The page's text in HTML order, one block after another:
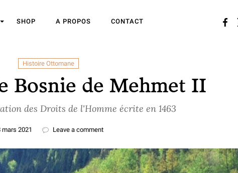
SHOP A PROPOS CONTACT
Histoire Ottomane
Bosnie de Mehmet II
des Droits de l'Homme écrite en 1463
mars 2021 Leave a comment